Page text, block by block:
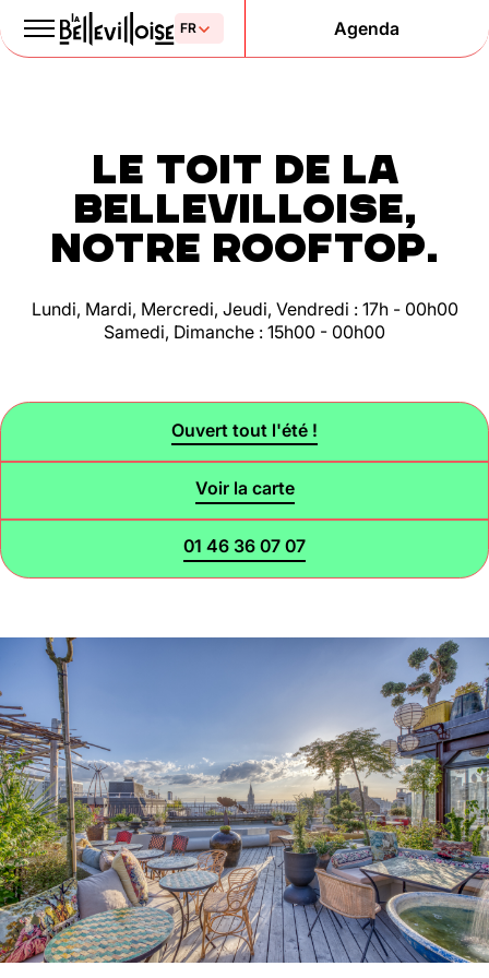
de la liberté
depuis 1877
Agenda
Politique de confidentialitéCookies
Dim : 11h30 - 16h00
Lun, Mar, Mer : Fermé
Voir la carte
Réserver une table
En savoir plus
Le Toit
Lun, Mar, Mer, Jeu, Ven : 17h -
00h00
Sam, Dim : 15h00 - 00h00
Le Toit de la
Bellevilloise,
notre rooftop.
Lundi, Mardi, Mercredi, Jeudi, Vendredi : 17h - 00h00
Samedi, Dimanche : 15h00 - 00h00
Ouvert tout l'été !
Voir la carte
01 46 36 07 07